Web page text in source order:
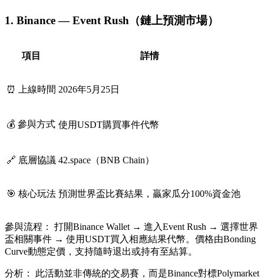
1. Binance — Event Rush（鏈上預測市場）
項目 詳情
⏰ 上線時間 2026年5月25日
💰 參與方式 使用USDT購買事件代幣
🔗 底層協議 42.space（BNB Chain）
🎯 核心玩法 預測世界盃比賽結果，贏家瓜分100%資金池
參與流程：
打開Binance Wallet → 進入Event Rush → 選擇世界
盃相關事件 → 使用USDT買入相應結果代幣。價格由Bonding
Curve動態定價，支持隨時退出或持有至結算。
分析：
此活動並非傳統的交易賽，而是Binance對標Polymarket